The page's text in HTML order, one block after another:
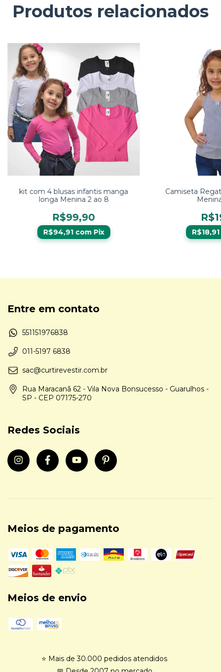
Produtos relacionados
kit com 4 blusas infantis manga
longa Menina 2 ao 8
R$99,90
R$94,91 com Pix
Camiseta
R$18,91
Entre em contato
551151976838
011-5197 6838
sac@curtirevestir.com.br
Rua Maracanã 62 - Vila Nova Bonsucesso - Guarulhos -
SP - CEP 07175-270
Redes Sociais
Meios de pagamento
Meios de envio
⭐ Mais de 30.000 pedidos atendidos